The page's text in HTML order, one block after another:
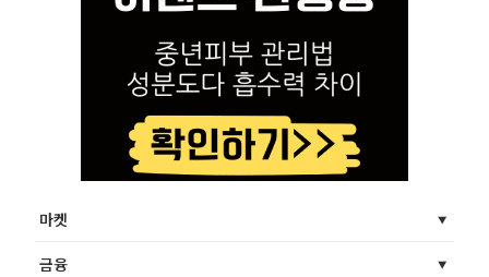
마켓
금융